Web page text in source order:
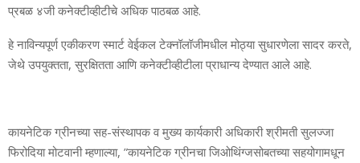
प्रबळ ४जी कनेक्‍टीव्‍हीटीचे अधिक पाठबळ आहे.
हे नाविन्‍यपूर्ण एकीकरण स्‍मार्ट वेईकल टेक्‍नॉलॉजीमधील मोठ्या सुधारणेला सादर करते,
जेथे उपयुक्‍तता, सुरक्षितता आणि कनेक्‍टीव्‍हीटीला प्राधान्‍य देण्‍यात आले आहे.
कायनेटिक ग्रीनच्‍या सह-संस्‍थापक व मुख्‍य कार्यकारी अधिकारी श्रीमती सुलज्‍जा
फिरोदिया मोटवानी म्‍हणाल्‍या, ”कायनेटिक ग्रीनचा जिओथिंग्‍जसोबतच्‍या सहयोगामधून